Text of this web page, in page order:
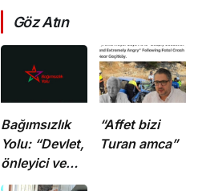
Göz Atın
Bağımsızlık
Yolu: “Devlet,
önleyici ve
koruyucu
“Affet bizi
Turan amca”